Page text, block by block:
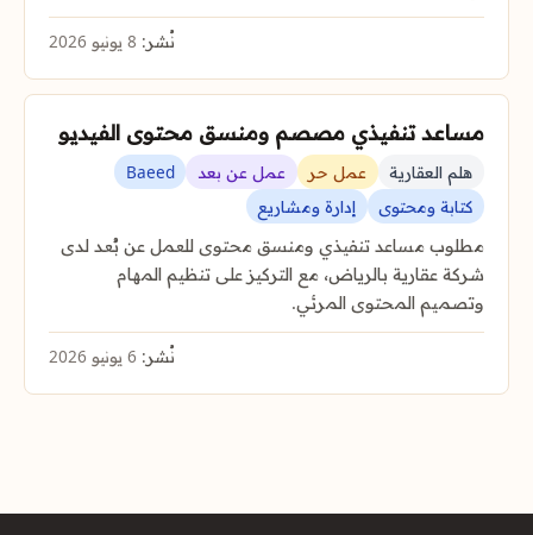
نُشر:
مساعد تنفيذي مصصم ومنسق محتوى الفيديو
هلم العقارية عمل حر عمل عن بعد
Baeed
كتابة ومحتوى
إدارة ومشاريع
مطلوب مساعد تنفيذي ومنسق محتوى للعمل عن بُعد لدى
شركة عقارية بالرياض، مع التركيز على تنظيم المهام
وتصميم المحتوى المرئي.
نُشر: